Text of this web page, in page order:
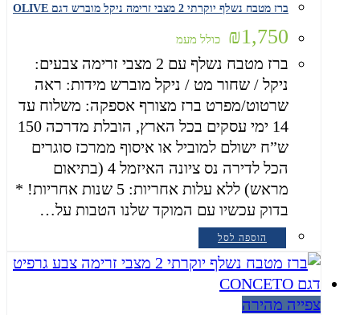
ברז מטבח נשלף יוקרתי 2 מצבי זרימה ניקל מוברש דגם OLIVE
₪1,750 כולל מעמ
ברז מטבח נשלף עם 2 מצבי זרימה צבעים:
ניקל / שחור מט / ניקל מוברש מידות: ראה
שרטוט/מפרט ברז מצורף אספקה: משלוח עד
14 ימי עסקים בכל הארץ, הובלת מדרכה 150
ש”ח ישולם למוביל או איסוף ממרכז סוגרים
הכל לדירה נס ציונה האיזמל 4 (בתיאום
מראש) ללא עלות אחריות: 5 שנות אחריות! *
בדוק עכשיו עם המוקד שלנו הטבות על…
הוספה לסל
צפייה מהירה